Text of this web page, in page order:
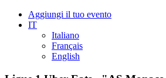
Aggiungi il tuo evento
IT
Italiano
Français
English